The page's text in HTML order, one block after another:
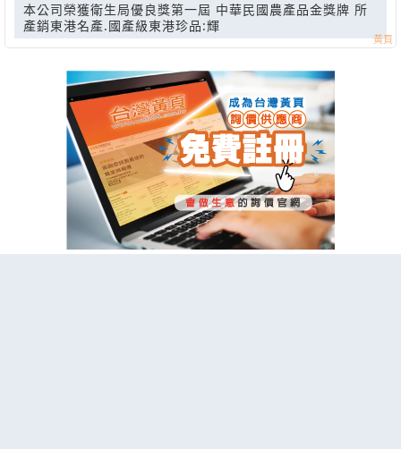
本公司榮獲衛生局優良獎第一屆 中華民國農產品金獎牌 所
產銷東港名產.國產級東港珍品:輝